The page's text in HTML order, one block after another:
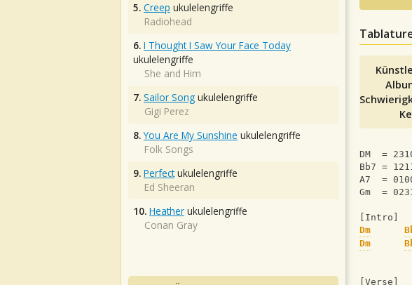
DM  =
Bb7 =
A7  =
Gm  =
[Intro]
Dm
Dm
[Verse]
5. Creep ukulelengriffe
Radiohead
6. I Thought I Saw Your Face Today
ukulelengriffe
She and Him
7. Sailor Song ukulelengriffe
Gigi Perez
8. You Are My Sunshine ukulelengriffe
Folk Songs
9. Perfectukulelengriffe
Ed Sheeran
10. Heather ukulelengriffe
Conan Gray